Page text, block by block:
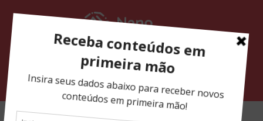
Pular
Alternar navegação